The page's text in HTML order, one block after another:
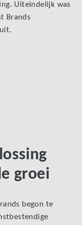
Uiteindelijk was
Brands
groei
begon te